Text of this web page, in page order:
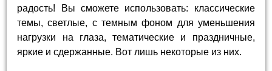
радость! Вы сможете использовать: классические
темы, светлые, с темным фоном для уменьшения
нагрузки на глаза, тематические и праздничные,
яркие и сдержанные. Вот лишь некоторые из них.